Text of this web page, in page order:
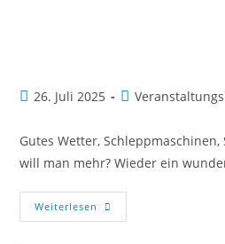
26. Juli 2025
Gutes Wetter, Schleppmaschinen,
will man mehr? Wieder ein
Weiterlesen